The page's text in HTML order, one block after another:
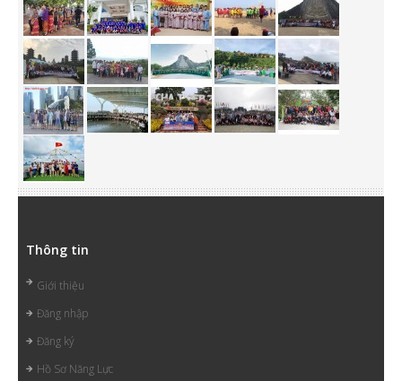
Thông tin
Giới thiệu
Đăng nhập
Đăng ký
Hồ Sơ Năng Lực